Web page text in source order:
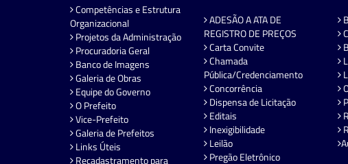
Competências e Estrutura
Organizacional
Projetos da Administração
Procuradoria Geral
Banco de Imagens
Galeria de Obras
Equipe do Governo
O Prefeito
Vice-Prefeito
Galeria de Prefeitos
Links Úteis
Recadastramento para
ADESÃO A ATA DE
REGISTRO DE PREÇOS
Carta Convite
Chamada
Pública/Credenciamento
Concorrência
Dispensa de Licitação
Editais
Inexigibilidade
Leilão
Pregão Eletrônico